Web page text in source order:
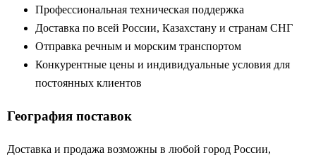
Профессиональная техническая поддержка
Доставка по всей России, Казахстану и странам СНГ
Отправка речным и морским транспортом
Конкурентные цены и индивидуальные условия для
постоянных клиентов
География поставок
Доставка и продажа возможны в любой город России,